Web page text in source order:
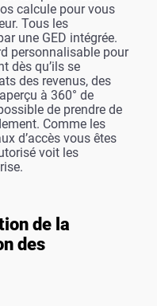
calcule pour vous
Tous les
une GED intégrée.
personnalisable pour
dès qu’ils se
des revenus, des
à 360° de
de prendre de
Comme les
d’accès vous êtes
voit les
de la
des